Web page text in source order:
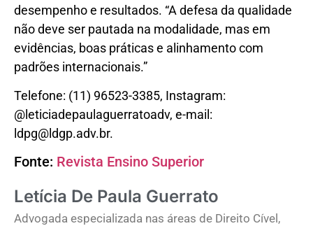
desempenho e resultados. “A defesa da qualidade
não deve ser pautada na modalidade, mas em
evidências, boas práticas e alinhamento com
padrões internacionais.”
Telefone: (11) 96523-3385, Instagram:
@leticiadepaulaguerratoadv, e-mail:
ldpg@ldgp.adv.br.
Fonte: Revista Ensino Superior
Letícia De Paula Guerrato
Advogada especializada nas áreas de Direito Cível,